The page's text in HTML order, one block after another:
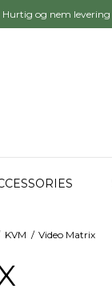
Hurtig og nem levering
KVM / Video Matrix